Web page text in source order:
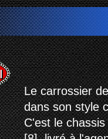
Le carrossier
dans son style
C'est le